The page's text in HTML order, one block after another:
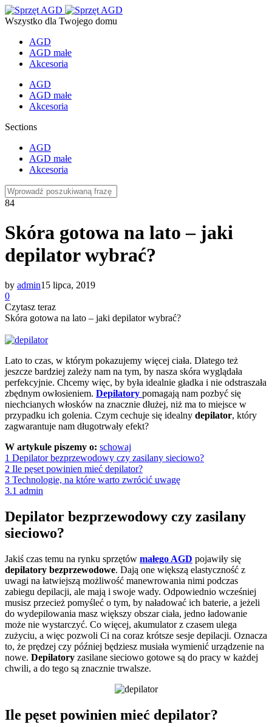
Wszystko dla Twojego domu
AGD
AGD małe
Akcesoria
AGD
AGD małe
Akcesoria
Sections
AGD
AGD małe
Akcesoria
84
Skóra gotowa na lato – jaki
depilator wybrać?
by admin15 lipca, 2019
0
Czytasz teraz
Skóra gotowa na lato – jaki depilator wybrać?
Lato to czas, w którym pokazujemy więcej ciała. Dlatego też
jeszcze bardziej zależy nam na tym, by nasza skóra wyglądała
perfekcyjnie. Chcemy więc, by była idealnie gładka i nie odstraszała
zbędnym owłosieniem. Depilatory pomagają nam pozbyć się
niechcianych włosków na znacznie dłużej, niż ma to miejsce w
przypadku ich golenia. Czym cechuje się idealny depilator, który
zagwarantuje nam długotrwały efekt?
W artykule piszemy o: schowaj
1 Depilator bezprzewodowy czy zasilany sieciowo?
2 Ile pęset powinien mieć depilator?
3 Technologie, na które warto zwrócić uwagę
3.1 admin
Depilator bezprzewodowy czy zasilany
sieciowo?
Jakiś czas temu na rynku sprzętów małego AGD pojawiły się
depilatory bezprzewodowe. Dają one większą elastyczność z
uwagi na łatwiejszą możliwość manewrowania nimi podczas
zabiegu depilacji, ale mają i swoje wady. Odpowiednio wcześniej
musisz przecież pomyśleć o tym, by naładować ich baterie, a jeżeli
do wydepilowania masz większy obszar ciała, jedno ładowanie
może nie wystarczyć. Co więcej, akumulator z czasem ulega
zużyciu, a więc pozwoli Ci na coraz krótsze sesje depilacji. Oznacza
to, że prędzej czy później będziesz musiała wymienić urządzenie na
nowe. Depilatory zasilane sieciowo gotowe są do pracy w każdej
chwili, a do tego są znacznie trwalsze.
Ile pęset powinien mieć depilator?